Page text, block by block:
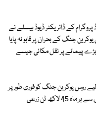
کے ڈائریکٹر ڈیوڈ بیسلے نے
جنگ کے بحران پر قابو نہ پایا
بڑے پیمانے پر نقل مکانی جیسے
روس یوکرین جنگ کو فوری طور پر
روکنا ہوگا اور یوکرین کی بندرگاہ کھولنا ہوگی جہاں سے ہر ماہ 45 لاکھ ٹن زرعی